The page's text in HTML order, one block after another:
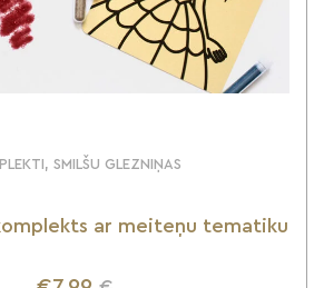
SMILŠU GLEZNIŅAS
ar meiteņu tematiku